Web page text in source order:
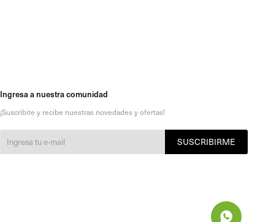
Ingresa a nuestra comunidad
¡Suscribite y recibe nuestras novedades y ofertas!
SUSCRIBIRME